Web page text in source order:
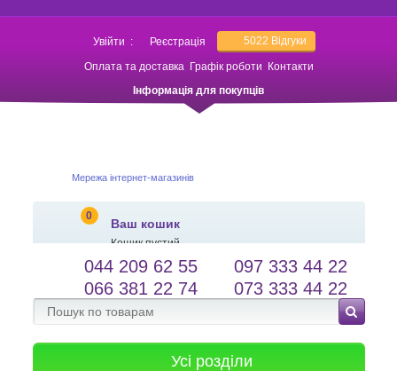
Увійти : Реєстрація 5022 Відгуки
Оплата та доставка Графік роботи
Контакти
Інформація для покупців
Мережа інтернет-магазинів
0
Ваш кошик
Кошик пустий
salessameto@gmail.com
Зворотній зв'язок
Мова сайту
044 209 62 55
097 333 44 22
066 381 22 74
073 333 44 22
Усі розділи